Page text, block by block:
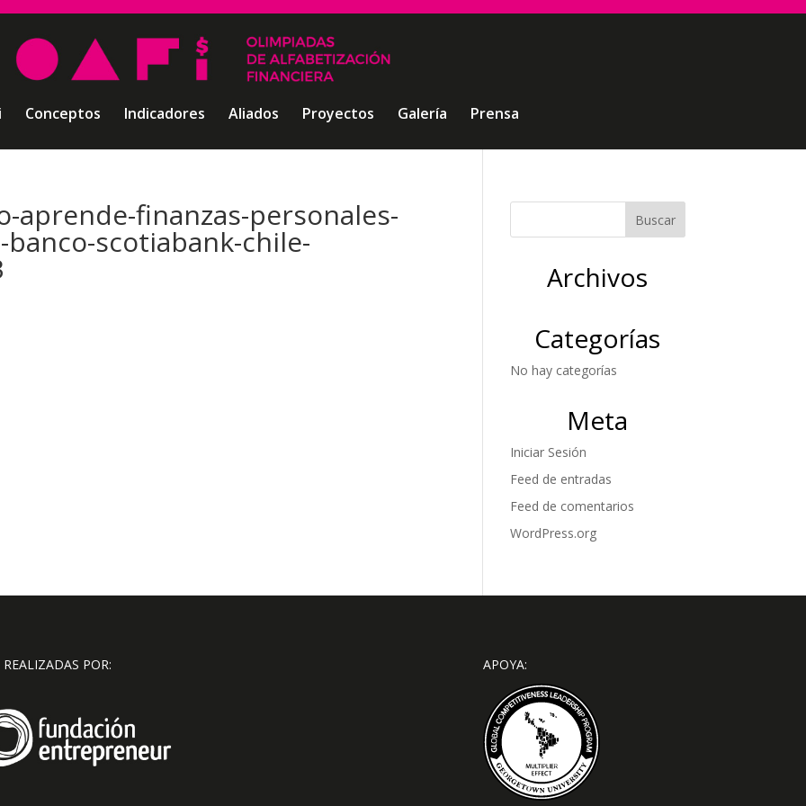
Conceptos Indicadores Aliados Proyectos Galería Prensa
finanzas-personales-
scotiabank-chile-
Archivos
Categorías
No hay categorías
Meta
Iniciar Sesión
Feed de entradas
Feed de comentarios
WordPress.org
POR: APOYA: